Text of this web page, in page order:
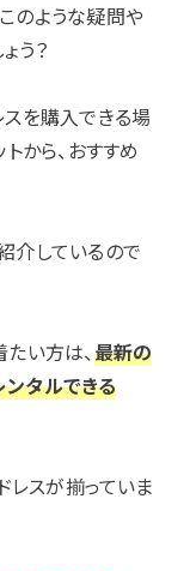
のような疑問や
う？
を購入できる場
から、おすすめ
介しているので
い方は、最新の
ンタルできる
スが揃っていま